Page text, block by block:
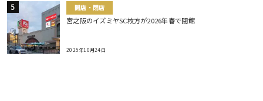
開店・閉店
宮之阪のイズミヤSC枚方が2026年春で閉館
2025年10月24日